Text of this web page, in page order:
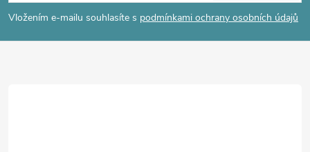
p
a
Vložením e-mailu souhlasíte s podmínkami ochrany osobních údajů